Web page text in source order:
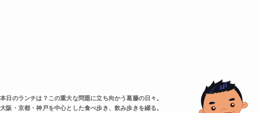
本日のランチは？この重大な問題に立ち向かう葛藤の日々。
大阪・京都・神戸を中心とした食べ歩き、飲み歩きを綴る。